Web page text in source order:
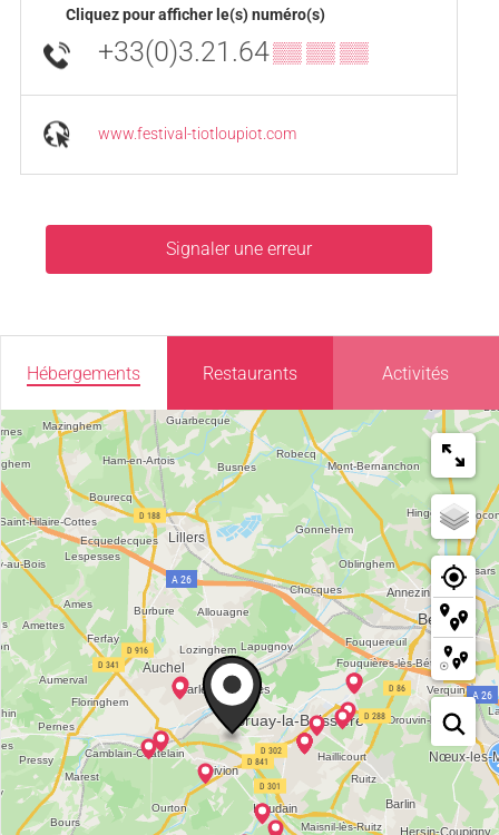
Cliquez pour afficher le(s) numéro(s)
+33(0)3.21.64▒▒ ▒▒ ▒▒
www.festival-tiotloupiot.com
Signaler une erreur
Hébergements Restaurants Activités